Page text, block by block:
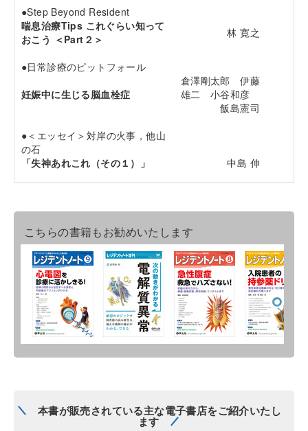
●Step Beyond Resident
喘息治療Tips これぐらい知って
おこう ＜Part２＞
林 寛之
●日常診療のピットフォール
妊娠中に生じる脳血栓症
倉澤剛太郎 伊藤
雄二 小谷和彦
飯島憲司
●＜エッセイ＞対岸の火事，他山
の石
「失神あれこれ（その１）」
中島 伸
こちらの書籍もお勧めいたします
本書が販売されている主な電子書店をご紹介いたし
ます